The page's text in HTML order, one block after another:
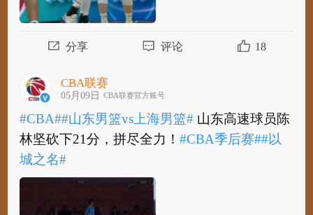
分享 评论 18
CBA联赛
05月09日 CBA联赛官方账号
#CBA##山东男篮vs上海男篮# 山东高速球员陈
林坚砍下21分，拼尽全力！#CBA季后赛##以
城之名#
#CBA##山东男篮vs上海男篮#
林坚砍下21分，拼尽全力！